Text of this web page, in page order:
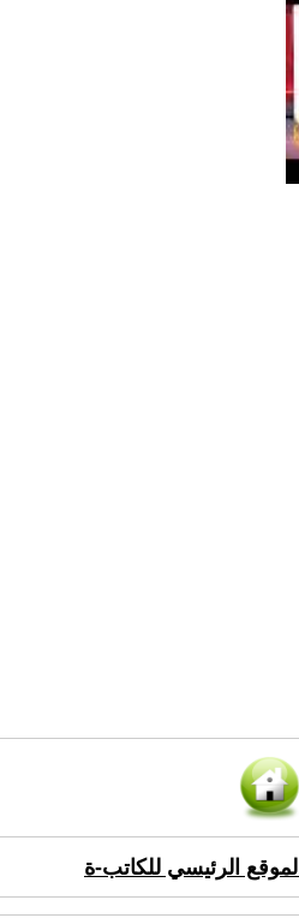
الموقع الرئيسي للكاتب-ة